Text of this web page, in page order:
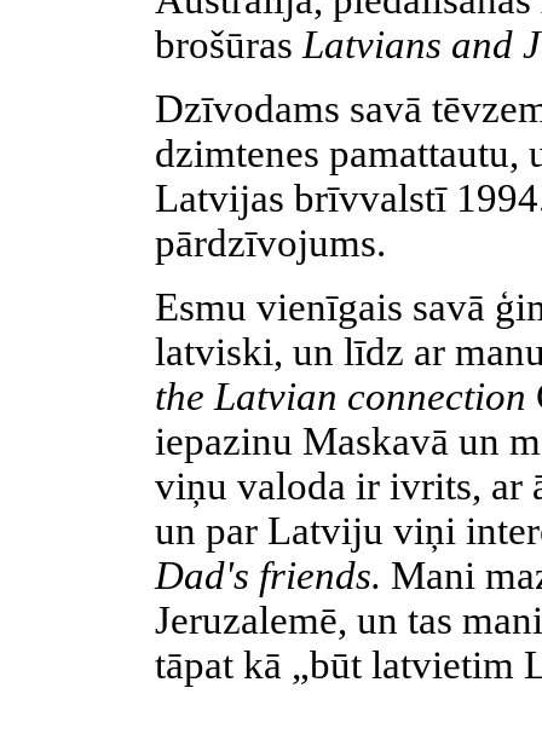
brošūras Latvians and
Dzīvodams savā
dzimtenes pamattautu,
Latvijas brīvvalstī
pārdzīvojums.
Esmu vienīgais savā
latviski, un līdz ar
the Latvian connection
iepazinu Maskavā un
viņu valoda ir ivrits, ar
un par Latviju viņi
Dad's friends. Mani
Jeruzalemē, un tas
tāpat kā „būt latvietim